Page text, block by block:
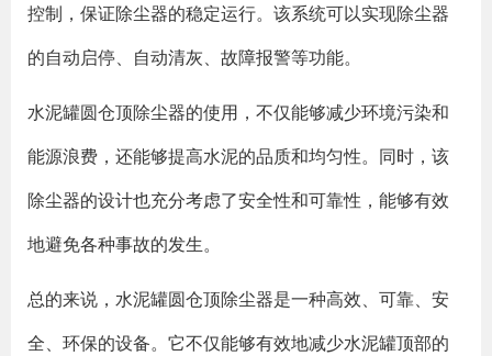
控制，保证除尘器的稳定运行。该系统可以实现除尘器
的自动启停、自动清灰、故障报警等功能。
水泥罐圆仓顶除尘器的使用，不仅能够减少环境污染和
能源浪费，还能够提高水泥的品质和均匀性。同时，该
除尘器的设计也充分考虑了安全性和可靠性，能够有效
地避免各种事故的发生。
总的来说，水泥罐圆仓顶除尘器是一种高效、可靠、安
全、环保的设备。它不仅能够有效地减少水泥罐顶部的